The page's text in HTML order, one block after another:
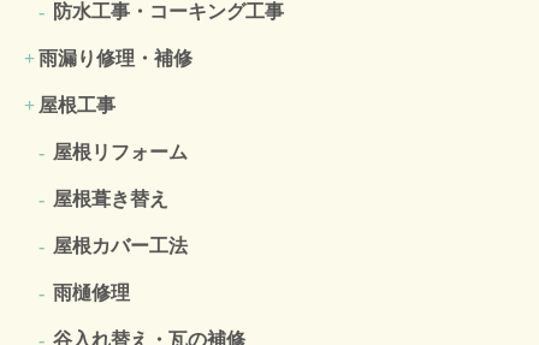
防水工事・コーキング工事
雨漏り修理・補修
屋根工事
屋根リフォーム
屋根葺き替え
屋根カバー工法
雨樋修理
谷入れ替え・瓦の補修